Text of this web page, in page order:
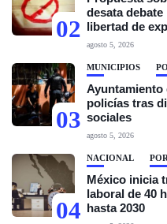
02
desata
libertad de
agosto 5, 2026
03
MUNICIPIOS
Ayuntamiento
policías tras
sociales
agosto 5, 2026
04
NACIONAL
México inicia
laboral de 40
hasta 2030